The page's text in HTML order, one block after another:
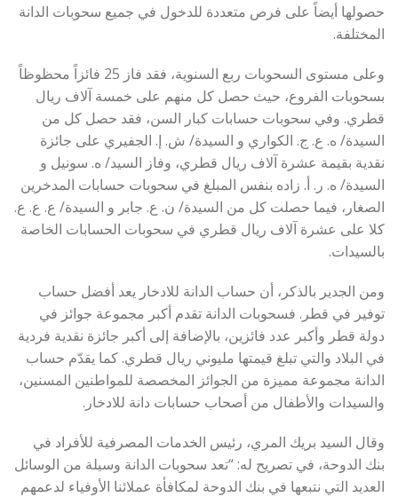
حصولها أيضاً على فرص متعددة للدخول في جميع سحوبات الدانة
المختلفة.
وعلى مستوى السحوبات ربع السنوية، فقد فاز 25 فائزاً محظوظاً
بسحوبات الفروع، حيث حصل كل منهم على خمسة آلاف ريال
قطري. وفي سحوبات حسابات كبار السن، فقد حصل كل من
السيدة/ ه. ع. ج. الكواري و السيدة/ ش. إ. الجفيري على جائزة
نقدية بقيمة عشرة آلاف ريال قطري، وفاز السيد/ ه. سونيل و
السيدة/ ه. ر. أ. زاده بنفس المبلغ في سحوبات حسابات المدخرين
الصغار، فيما حصلت كل من السيدة/ ن. ع. جابر و السيدة/ ع. ع. ع.
كلا على عشرة آلاف ريال قطري في سحوبات الحسابات الخاصة
بالسيدات.
ومن الجدير بالذكر، أن حساب الدانة للادخار يعد أفضل حساب
توفير في قطر. فسحوبات الدانة تقدم أكبر مجموعة جوائز في
دولة قطر وأكبر عدد فائزين، بالإضافة إلى أكبر جائزة نقدية فردية
في البلاد والتي تبلغ قيمتها مليوني ريال قطري. كما يقدّم حساب
الدانة مجموعة مميزة من الجوائز المخصصة للمواطنين المسنين،
والسيدات والأطفال من أصحاب حسابات دانة للادخار.
وقال السيد بريك المري، رئيس الخدمات المصرفية للأفراد في
بنك الدوحة، في تصريح له: “تعد سحوبات الدانة وسيلة من الوسائل
العديد التي نتبعها في بنك الدوحة لمكافأة عملائنا الأوفياء لدعمهم